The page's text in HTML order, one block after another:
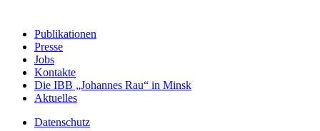
Publikationen
Presse
Jobs
Kontakte
Die IBB „Johannes Rau“ in Minsk
Aktuelles
Datenschutz